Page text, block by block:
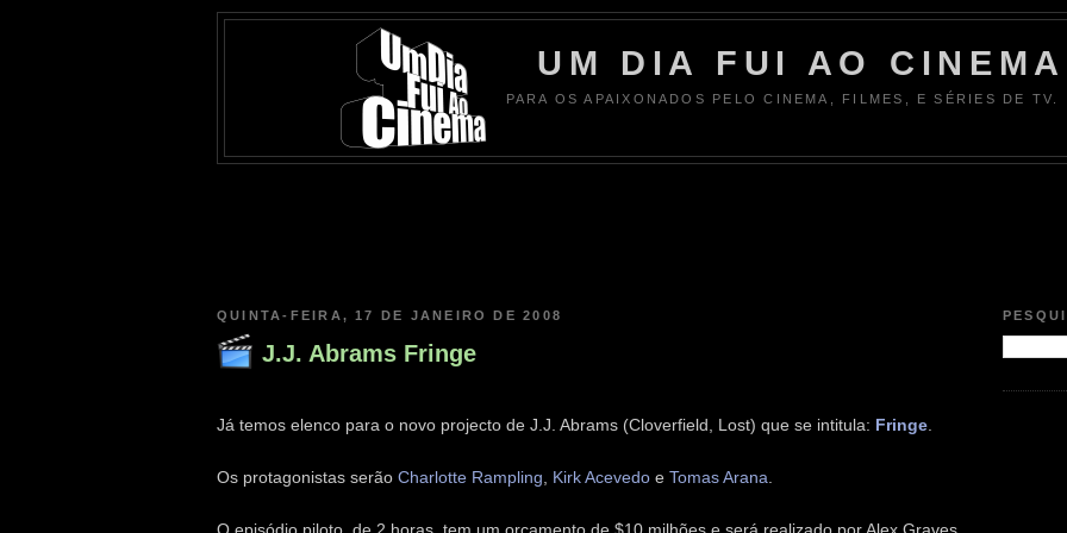
UM DIA FUI AO CINEMA
PARA OS APAIXONADOS PELO CINEMA, FILMES, E SÉRIES DE TV.
QUINTA-FEIRA, 17 DE JANEIRO DE 2008
J.J. Abrams Fringe
Já temos elenco para o novo projecto de J.J. Abrams (Cloverfield, Lost) que se intitula: Fringe
Os protagonistas serão Charlotte Rampling Kirk Acevedo e Tomas Arana